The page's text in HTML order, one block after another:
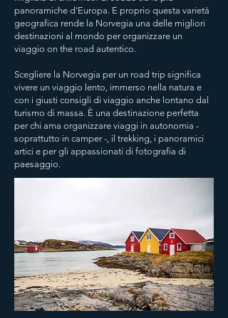
panoramiche d'Europa. E proprio questa varietà
geografica rende la Norvegia una delle migliori
destinazioni al mondo per organizzare un
viaggio on the road autentico.
Scegliere la Norvegia per un road trip significa
vivere un viaggio lento, immerso nella natura e
con i giusti consigli di viaggio anche lontano dal
turismo di massa. È una destinazione perfetta
per chi ama organizzare viaggi in autonomia -
soprattutto in camper -, il trekking, i panoramici
artici e per gli appassionati di fotografia di
paesaggio.